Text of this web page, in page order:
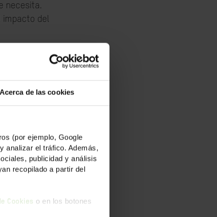
Acerca de las cookies
(por ejemplo, Google
analizar el tráfico. Además,
publicidad y análisis
recopilado a partir del
Cookies o en los botones
necesita.
impacto del
el cambio es